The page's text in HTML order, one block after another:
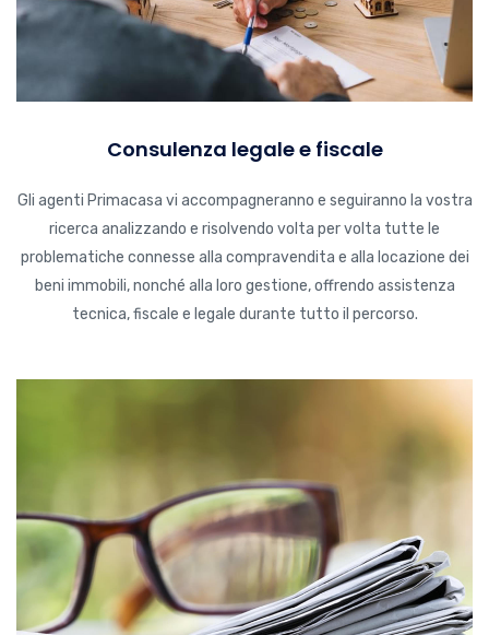
Consulenza legale e fiscale
Gli agenti Primacasa vi accompagneranno e seguiranno la vostra
ricerca analizzando e risolvendo volta per volta tutte le
problematiche connesse alla compravendita e alla locazione dei
beni immobili, nonché alla loro gestione, offrendo assistenza
tecnica, fiscale e legale durante tutto il percorso.